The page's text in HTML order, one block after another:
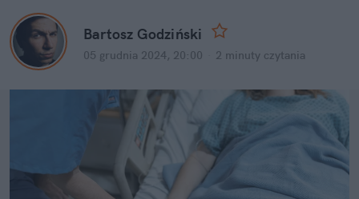
Bartosz Godziński
05 grudnia 2024, 20:00 2 minuty czytania